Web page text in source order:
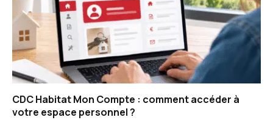
CDC Habitat Mon Compte : comment accéder à
votre espace personnel ?